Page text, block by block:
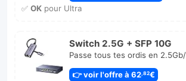
✅ OKpour Ultra
Switch 2.5G + SFP 10G
Passe tous tes ordis en
👉 voir l'offre à 62,82€